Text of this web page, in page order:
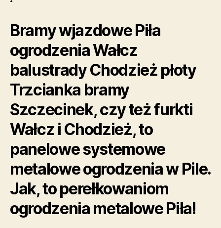
Bramy wjazdowe Piła
ogrodzenia Wałcz
balustrady Chodzież płoty
Trzcianka bramy
Szczecinek, czy też furkti
Wałcz i Chodzież, to
panelowe systemowe
metalowe ogrodzenia w Pile.
Jak, to perełkowaniom
ogrodzenia metalowe Piła!